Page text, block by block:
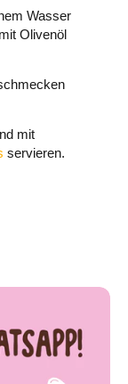
Wasser
Olivenöl
mit
servieren.